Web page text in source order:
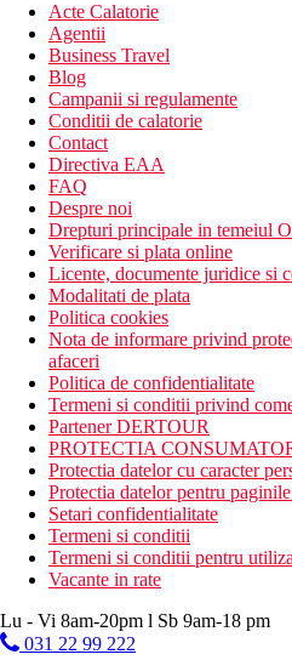
Acte Calatorie
Agentii
Business Travel
Blog
Campanii si regulamente
Conditii de calatorie
Contact
Directiva EAA
FAQ
Despre noi
Drepturi principale in temeiul
Verificare si plata online
Licente, documente juridice si
Modalitati de plata
Politica cookies
Nota de informare privind
afaceri
Politica de confidentialitate
Termeni si conditii privind
Partener DERTOUR
PROTECTIA
Protectia datelor cu caracter
Protectia datelor pentru
Setari confidentialitate
Termeni si conditii
Termeni si conditii pentru
Vacante in rate
Lu - Vi 8am-20pm l Sb 9am-18 pm
031 22 99 222